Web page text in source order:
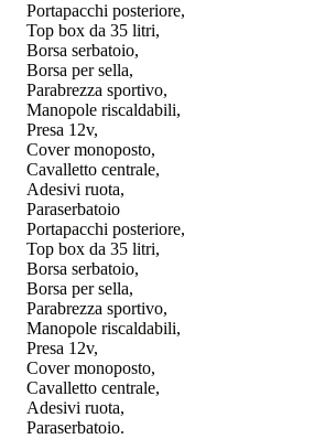
Portapacchi posteriore,
Top box da 35 litri,
Borsa serbatoio,
Borsa per sella,
Parabrezza sportivo,
Manopole riscaldabili,
Presa 12v,
Cover monoposto,
Cavalletto centrale,
Adesivi ruota,
Paraserbatoio
Portapacchi posteriore,
Top box da 35 litri,
Borsa serbatoio,
Borsa per sella,
Parabrezza sportivo,
Manopole riscaldabili,
Presa 12v,
Cover monoposto,
Cavalletto centrale,
Adesivi ruota,
Paraserbatoio.